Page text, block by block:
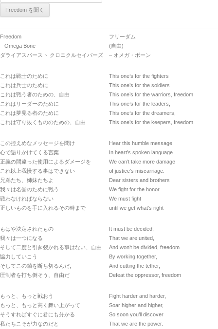
Freedom
– Omega Bone
ダライアスバースト クロニクルセイバーズ
これは戦士のために
これは兵士のために
これは戦う者のための、自由
これはリーダーのために
これは夢見る者のために
これは守り抜くもののための、自由
この控えめなメッセージを聞け
心で語りかけてくる言葉
正義の間違った使用によるダメージを
これ以上我慢する事はできない
兄弟たち、姉妹たちよ
我々は名誉のために戦う
戦わなければならない
正しいものを手に入れるその時まで
もはや決定されたもの
我々は一つになる
そして二度と引き裂かれる事はない、自由
協力していこう
そしてこの鎖を断ち切るんだ,
圧制者を打ち倒そう、自由だ
もっと、もっと戦おう
もっと、もっと高く舞い上がって
そうすればすぐに君にも分かる
私たちこそが力なのだと
フリーダム
(自由)
– オメガ・ボーン
This one’s for the fighters
This one’s for the soldiers
This one’s for the warriors, freedom
This one’s for the leaders,
This one’s for the dreamers,
This one’s for the keepers, freedom
Hear this humble message
In heart’s spoken language
We can’t take more damage
of justice’s miscarriage.
Dear sisters and brothers
We fight for the honor
We must fight
until we get what’s right
It must be decided,
That we are united,
And won’t be divided, freedom
By working together,
And cutting the tether,
Defeat the oppressor, freedom
Fight harder and harder,
Soar higher and higher,
So soon you’ll discover
That we are the power.